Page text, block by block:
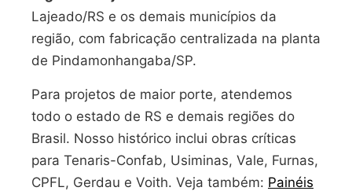
Lajeado/RS e os demais municípios da
região, com fabricação centralizada na planta
de Pindamonhangaba/SP.
Para projetos de maior porte, atendemos
todo o estado de RS e demais regiões do
Brasil. Nosso histórico inclui obras críticas
para Tenaris-Confab, Usiminas, Vale, Furnas,
CPFL, Gerdau e Voith. Veja também: Painéis